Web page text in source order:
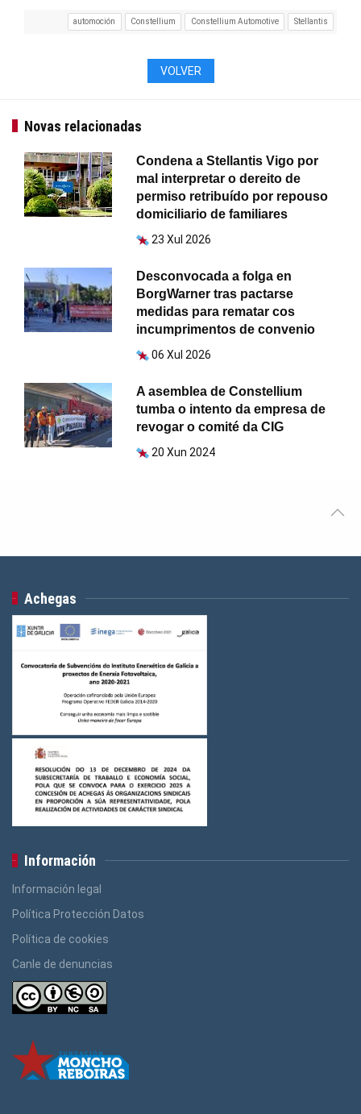
automoción Constellium Constellium Automotive Stellantis
VOLVER
Novas relacionadas
Condena a Stellantis Vigo por
mal interpretar o dereito de
permiso retribuído por repouso
domiciliario de familiares
23 Xul 2026
Desconvocada a folga en
BorgWarner tras pactarse
medidas para rematar cos
incumprimentos de convenio
06 Xul 2026
A asemblea de Constellium
tumba o intento da empresa de
revogar o comité da CIG
20 Xun 2024
Achegas
Información
Información legal
Política Protección Datos
Política de cookies
Canle de denuncias